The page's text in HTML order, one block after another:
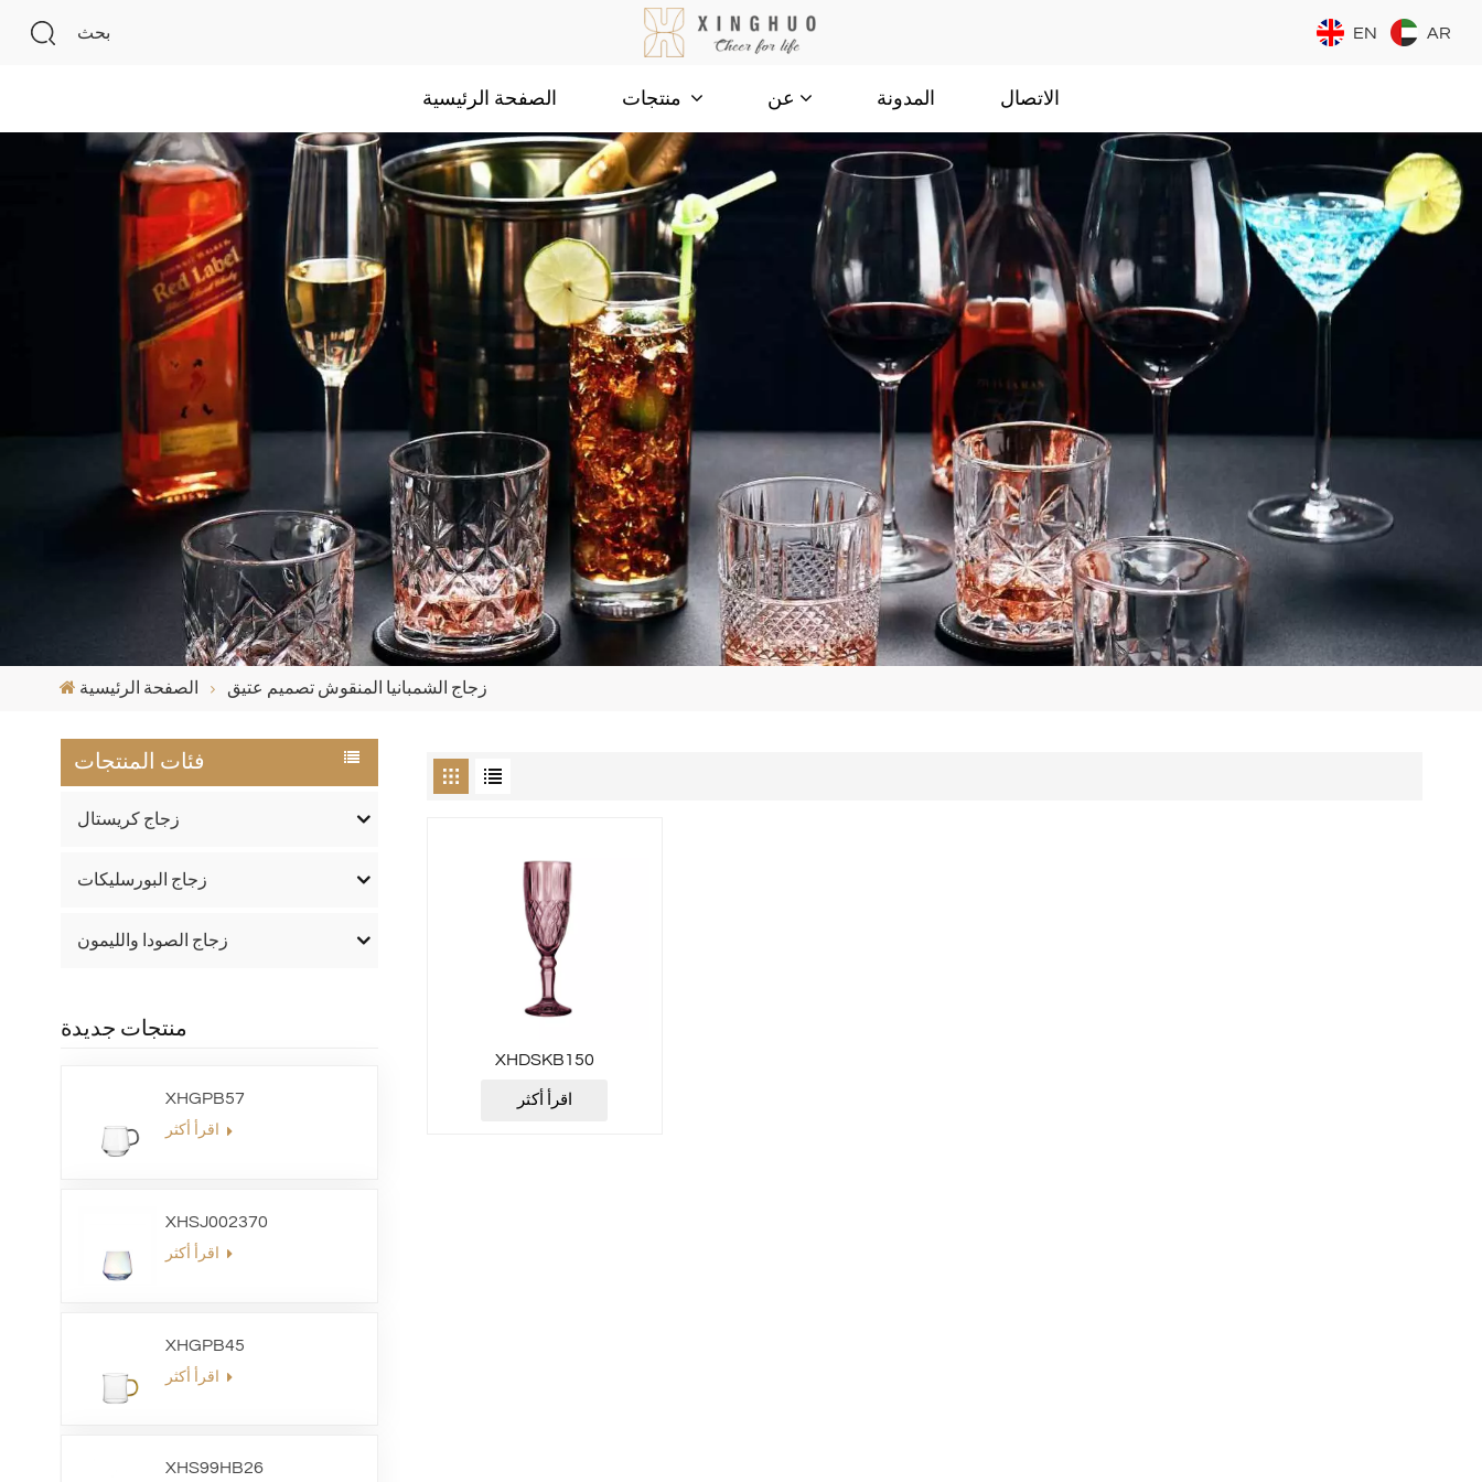
بحث EN AR
الصفحة الرئيسية عن المدونة الاتصال
الصفحة الرئيسية زجاج الشمبانيا المنقوش تصميم عتيق
فئات المنتجات
زجاج كريستال
زجاج البورسليكات
زجاج الصودا والليمون
منتجات جديدة
XHGPB57
XHSJ002370
XHGPB45
XHS99HB26
XHDSKB150
اقرأ أكثر